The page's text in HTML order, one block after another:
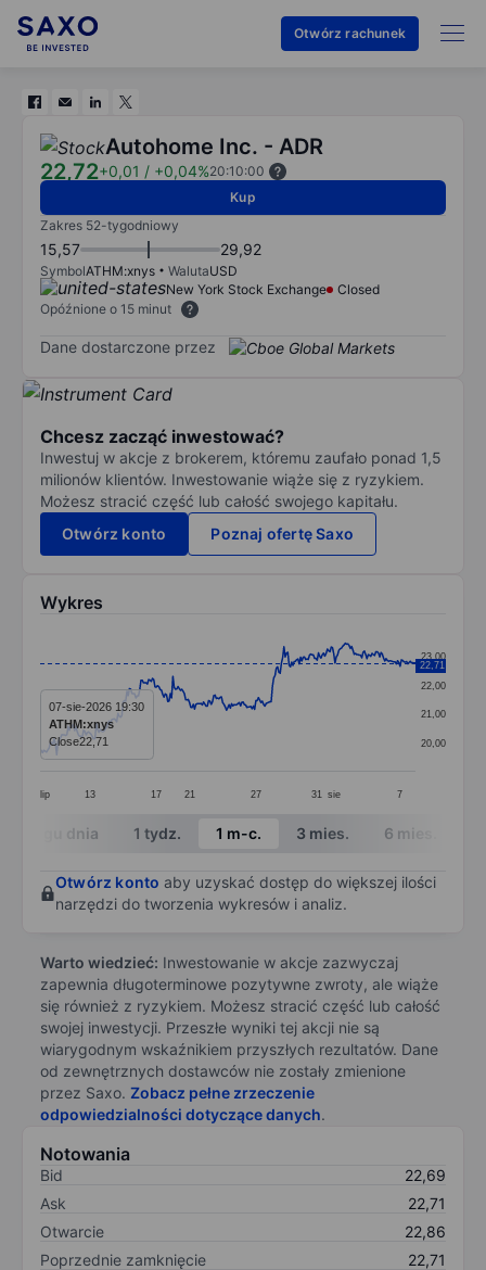
Otwórz rachunek
Autohome Inc. - ADR
22,72+0,01 / +0,04%20:10:00
Kup
Zakres 52-tygodniowy
15,57 29,92
SymbolATHM:xnys WalutaUSD
New York Stock Exchange
Closed
Opóźnione o 15 minut
Dane dostarczone przez
Chcesz zacząć inwestować?
Inwestuj w akcje z brokerem, któremu zaufało ponad 1,5
milionów klientów. Inwestowanie wiąże się z ryzykiem.
Możesz stracić część lub całość swojego kapitału.
Otwórz konto
Poznaj ofertę Saxo
Wykres
Line chart with 295 data points.
The chart has 1 X axis displaying categories.
The chart has 1 Y axis displaying values. Data
lip 13 17 21 27 31 sie 7
20,00
21,00
22,00
23,00
22,71
07-sie-2026 19:30
ATHM:xnys
Close22,71
End of interactive chart.
W ciągu dnia 1 tydz. 1 m-c. 3 mies. 6 mies.
Otwórz konto aby uzyskać dostęp do większej ilości
narzędzi do tworzenia wykresów i analiz.
Warto wiedzieć: Inwestowanie w akcje zazwyczaj
zapewnia długoterminowe pozytywne zwroty, ale wiąże
się również z ryzykiem. Możesz stracić część lub całość
swojej inwestycji. Przeszłe wyniki tej akcji nie są
wiarygodnym wskaźnikiem przyszłych rezultatów. Dane
od zewnętrznych dostawców nie zostały zmienione
przez Saxo. Zobacz pełne zrzeczenie
odpowiedzialności dotyczące danych.
Notowania
Bid
22,69
Ask
22,71
Otwarcie
22,86
Poprzednie zamknięcie
22,71